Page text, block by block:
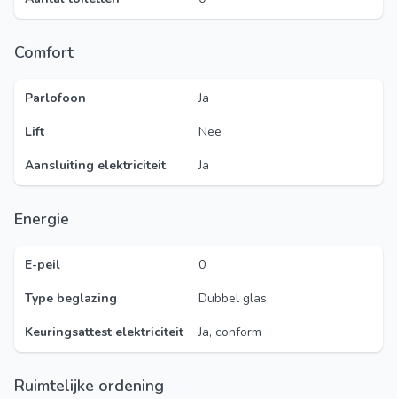
Comfort
Parlofoon
Ja
Lift
Nee
Aansluiting elektriciteit
Ja
Energie
E-peil
0
Type beglazing
Dubbel glas
Keuringsattest elektriciteit
Ja, conform
Ruimtelijke ordening